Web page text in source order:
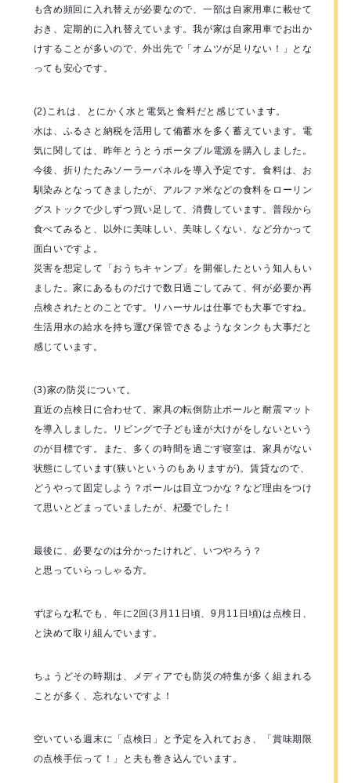
も含め頻回に入れ替えが必要なので、一部は自家用車に載せて
おき、定期的に入れ替えています。我が家は自家用車でお出か
けすることが多いので、外出先で「オムツが足りない！」とな
っても安心です。
(2)これは、とにかく水と電気と食料だと感じています。
水は、ふるさと納税を活用して備蓄水を多く蓄えています。電
気に関しては、昨年とうとうポータブル電源を購入しました。
今後、折りたたみソーラーパネルを導入予定です。食料は、お
馴染みとなってきましたが、アルファ米などの食料をローリン
グストックで少しずつ買い足して、消費しています。普段から
食べてみると、以外に美味しい、美味しくない、など分かって
面白いですよ。
災害を想定して「おうちキャンプ」を開催したという知人もい
ました。家にあるものだけで数日過ごしてみて、何が必要か再
点検されたとのことです。リハーサルは仕事でも大事ですね。
生活用水の給水を持ち運び保管できるようなタンクも大事だと
感じています。
(3)家の防災について。
直近の点検日に合わせて、家具の転倒防止ポールと耐震マット
を導入しました。リビングで子ども達が大けがをしないという
のが目標です。また、多くの時間を過ごす寝室は、家具がない
状態にしています(狭いというのもありますが)。賃貸なので、
どうやって固定しよう？ポールは目立つかな？など理由をつけ
て思いとどまっていましたが、杞憂でした！
最後に、必要なのは分かったけれど、いつやろう？
と思っていらっしゃる方。
ずぼらな私でも、年に2回(3月11日頃、9月11日頃)は点検日、
と決めて取り組んでいます。
ちょうどその時期は、メディアでも防災の特集が多く組まれる
ことが多く、忘れないですよ！
空いている週末に「点検日」と予定を入れておき、「賞味期限
の点検手伝って！」と夫も巻き込んでいます。